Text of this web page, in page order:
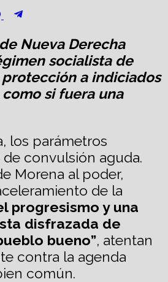
Share
WhatsApp
Nueva Derecha
socialista de
a indiciados
si fuera una
los parámetros
convulsión aguda.
Morena al poder,
de la
progresismo y una
disfrazada de
bueno”, atentan
contra la agenda
común.